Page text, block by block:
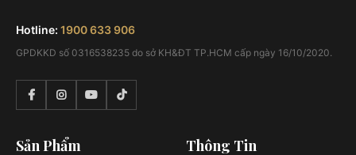
Hotline: 1900 633 906
GPDKKD số 0316538235 do sở KH&ĐT TP.HCM cấp ngày 16/10/2020.
Sản Phẩm Thông Tin